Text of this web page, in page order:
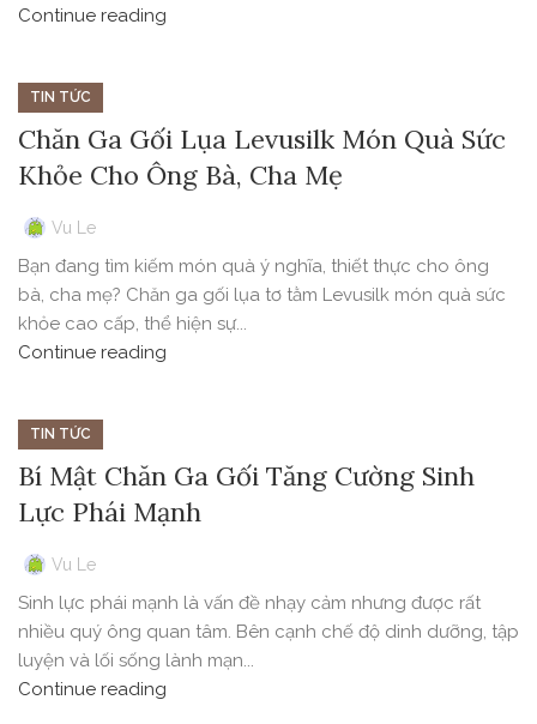
Continue reading
TIN TỨC
Chăn Ga Gối Lụa Levusilk Món Quà Sức
Khỏe Cho Ông Bà, Cha Mẹ
Vu Le
Bạn đang tìm kiếm món quà ý nghĩa, thiết thực cho ông
bà, cha mẹ? Chăn ga gối lụa tơ tằm Levusilk món quà sức
khỏe cao cấp, thể hiện sự...
Continue reading
TIN TỨC
Bí Mật Chăn Ga Gối Tăng Cường Sinh
Lực Phái Mạnh
Vu Le
Sinh lực phái mạnh là vấn đề nhạy cảm nhưng được rất
nhiều quý ông quan tâm. Bên cạnh chế độ dinh dưỡng, tập
luyện và lối sống lành mạn...
Continue reading